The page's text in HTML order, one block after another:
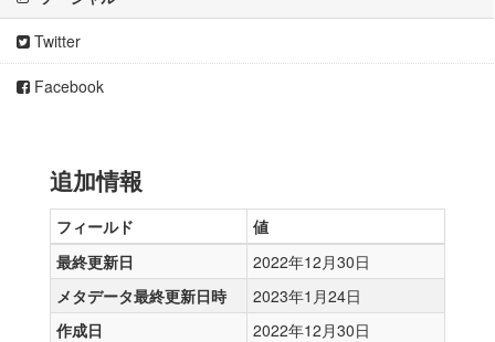
Twitter
Facebook
追加情報
フィールド
値
最終更新日
2022年12月30日
メタデータ最終更新日時
2023年1月24日
作成日
2022年12月30日